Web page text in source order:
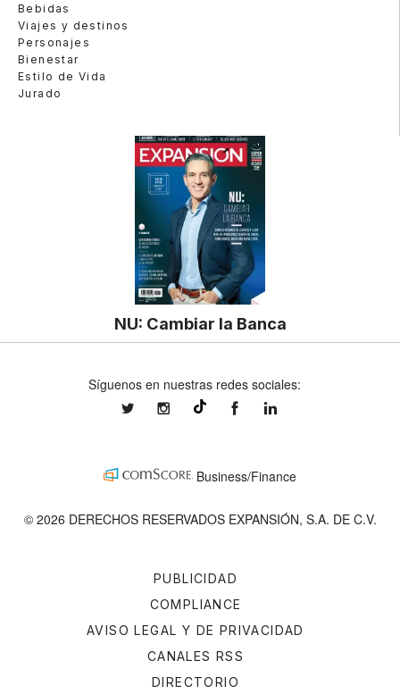
Bebidas
Viajes y destinos
Personajes
Bienestar
Estilo de Vida
Jurado
NU: Cambiar la Banca
PUBLICIDAD
COMPLIANCE
AVISO LEGAL Y DE PRIVACIDAD
CANALES RSS
DIRECTORIO
Síguenos en nuestras redes sociales:
expansionmxexpansionmx ExpansionMex
Business/Finance
© 2026 DERECHOS RESERVADOS EXPANSIÓN, S.A. DE C.V.